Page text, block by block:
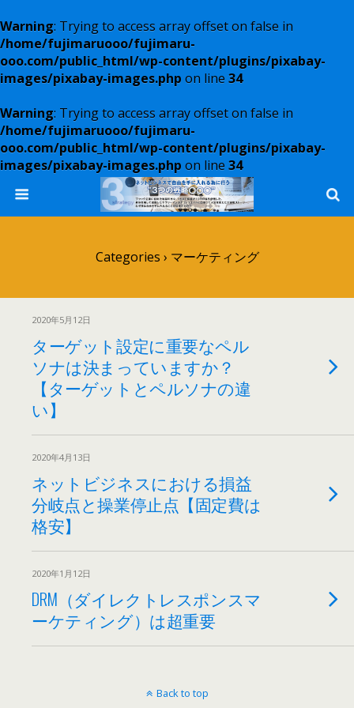
Warning: Trying to access array offset on false in
/home/fujimaruooo/fujimaru-
ooo.com/public_html/wp-content/plugins/pixabay-
images/pixabay-images.php on line 34
Warning: Trying to access array offset on false in
/home/fujimaruooo/fujimaru-
ooo.com/public_html/wp-content/plugins/pixabay-
images/pixabay-images.php on line 34
Categories › マーケティング
2020年5月12日
ターゲット設定に重要なペル
ソナは決まっていますか？
【ターゲットとペルソナの違
い】
2020年4月13日
ネットビジネスにおける損益
分岐点と操業停止点【固定費は
格安】
2020年1月12日
DRM（ダイレクトレスポンスマ
ーケティング）は超重要
Back to top